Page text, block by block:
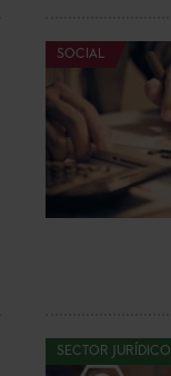
SOCIAL
SECTOR JURÍDICO